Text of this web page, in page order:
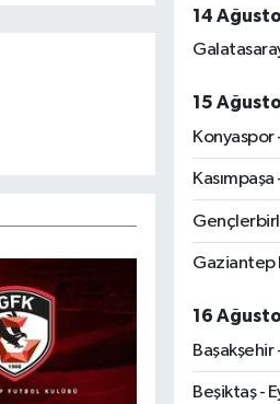
14
15
Konyaspor
Gaziantep
16
Beşiktaş -